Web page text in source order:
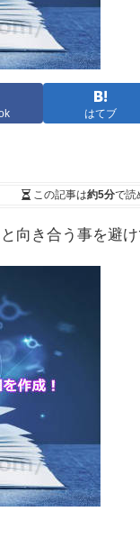
はてブ
この記事は約5分で読
向き合う事を避け